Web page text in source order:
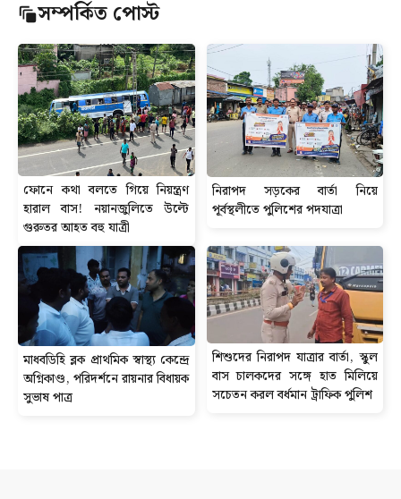
সম্পর্কিত পোস্ট
ফোনে কথা বলতে গিয়ে নিয়ন্ত্রণ
হারাল বাস! নয়ানজুলিতে উল্টে
গুরুতর আহত বহু যাত্রী
নিরাপদ সড়কের বার্তা নিয়ে
পূর্বস্থলীতে পুলিশের পদযাত্রা
মাধবডিহি ব্লক প্রাথমিক স্বাস্থ্য কেন্দ্রে
অগ্নিকাণ্ড, পরিদর্শনে রায়নার বিধায়ক
সুভাষ পাত্র
শিশুদের নিরাপদ যাত্রার বার্তা, স্কুল
বাস চালকদের সঙ্গে হাত মিলিয়ে
সচেতন করল বর্ধমান ট্রাফিক পুলিশ